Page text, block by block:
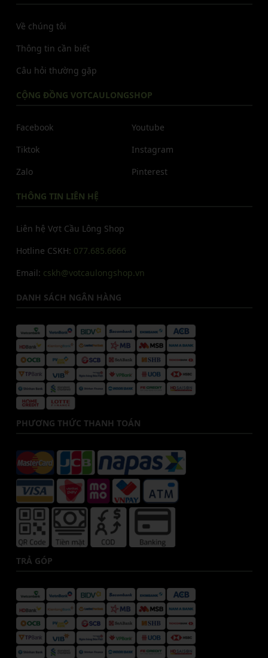
Về chúng tôi
Thông tin cần biết
Câu hỏi thường gặp
CỘNG ĐỒNG VOTCAULONGSHOP
Facebook
Tiktok
Zalo
Youtube
Instagram
Pinterest
THÔNG TIN LIÊN HỆ
Liên hệ Vợt Cầu Lông Shop
Hotline CSKH: 077.685.6666
Email: cskh@votcaulongshop.vn
DANH SÁCH NGÂN HÀNG
PHƯƠNG THỨC THANH TOÁN
TRẢ GÓP